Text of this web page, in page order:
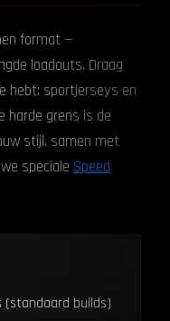
format —
loadouts. Draag
hebt: sportjerseys en
harde grens is de
stijl, samen met
speciale Speed
(standaard builds)